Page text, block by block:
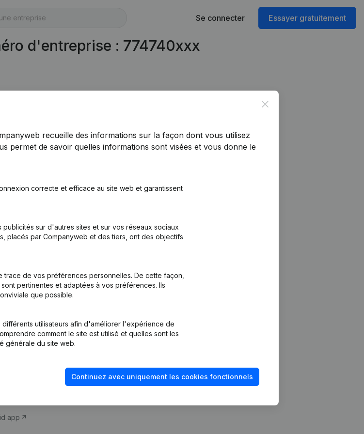
Se connecter Essayer gratuitement
d'entreprise : 774740xxx
Close
recueille des informations sur la façon dont vous utilisez
permet de savoir quelles informations sont visées et vous donne le
correcte et efficace au site web et garantissent
sur d'autres sites et sur vos réseaux sociaux
placés par Companyweb et des tiers, ont des objectifs
de vos préférences personnelles. De cette façon,
pertinentes et adaptées à vos préférences. Ils
que possible.
utilisateurs afin d'améliorer l'expérience de
comment le site est utilisé et quelles sont les
générale du site web.
Continuez avec uniquement les cookies fonctionnels
app
fraude
Consulter des comptes annuels
Vérification de la solvabilité